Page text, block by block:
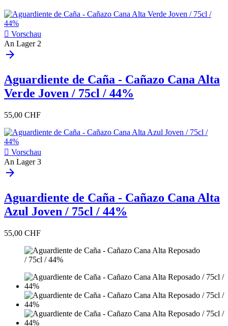
 Vorschau
An Lager 2
arrow_forward
Aguardiente de Caña - Cañazo Cana Alta
Verde Joven / 75cl / 44%
55,00 CHF
 Vorschau
An Lager 3
arrow_forward
Aguardiente de Caña - Cañazo Cana Alta
Azul Joven / 75cl / 44%
55,00 CHF